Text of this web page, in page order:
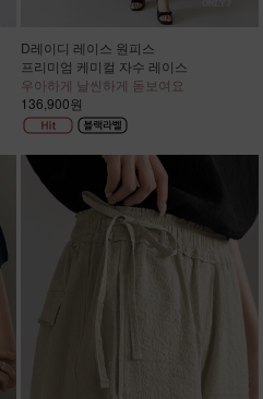
D레이디 레이스 원피스
프리미엄 케미컬 자수 레이스
우아하게 날씬하게 돋보여요
136,900원